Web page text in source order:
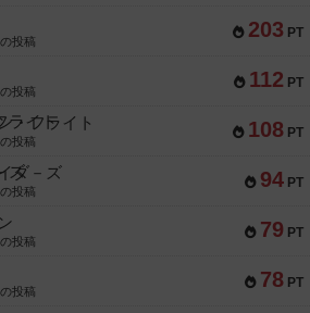
203 PT
投稿
112 PT
投稿
108 PT
・フライト
投稿
94 PT
ダ－ズ
投稿
79 PT
投稿
78 PT
投稿